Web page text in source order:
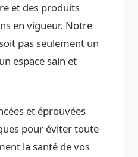
et des produits
en vigueur. Notre
pas seulement un
espace sain et
et éprouvées
pour éviter toute
la santé de vos